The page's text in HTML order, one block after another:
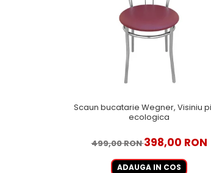
Scaun bucatarie Wegner, Visiniu
ecologica
499,00 RON398,00 RON
ADAUGA IN COS